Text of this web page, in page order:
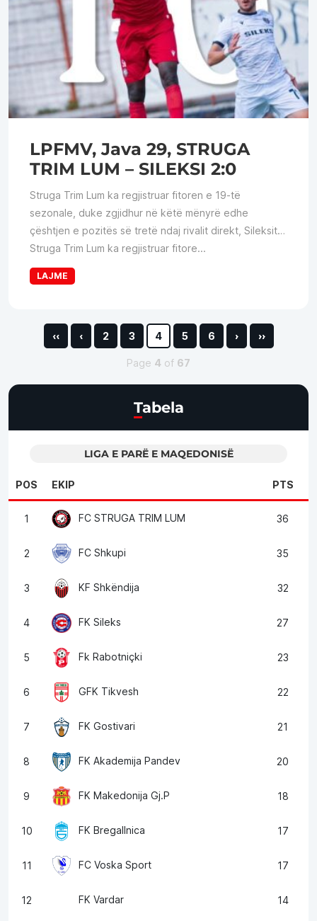
LPFMV, Java 29, STRUGA
TRIM LUM – SILEKSI 2:0
Struga Trim Lum ka regjistruar fitoren e 19-të
sezonale, duke zgjidhur në këtë mënyrë edhe
çështjen e pozitës së tretë ndaj rivalit direkt, Sileksit…
Struga Trim Lum ka regjistruar fitore...
LAJME
‹‹ ‹ 2 3 4 5 6 › ››
Page 4 of 67
Tabela
LIGA E PARË E MAQEDONISË
POS EKIP PTS
1 FC STRUGA TRIM LUM 36
2 FC Shkupi 35
3 KF Shkëndija 32
4 FK Sileks 27
5 Fk Rabotniçki 23
6 GFK Tikvesh 22
7 FK Gostivari 21
8 FK Akademija Pandev 20
9 FK Makedonija Gj.P 18
10 FK Bregallnica 17
11 FC Voska Sport 17
12 FK Vardar 14